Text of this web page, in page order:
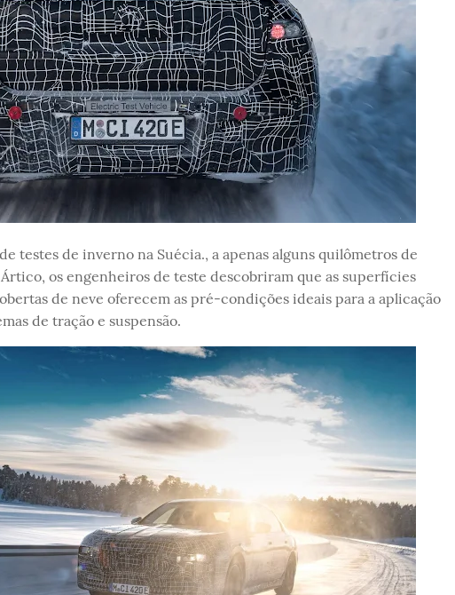
testes de inverno na Suécia., a apenas alguns quilômetros de
os engenheiros de teste descobriram que as superfícies
de neve oferecem as pré-condições ideais para a aplicação
de tração e suspensão.